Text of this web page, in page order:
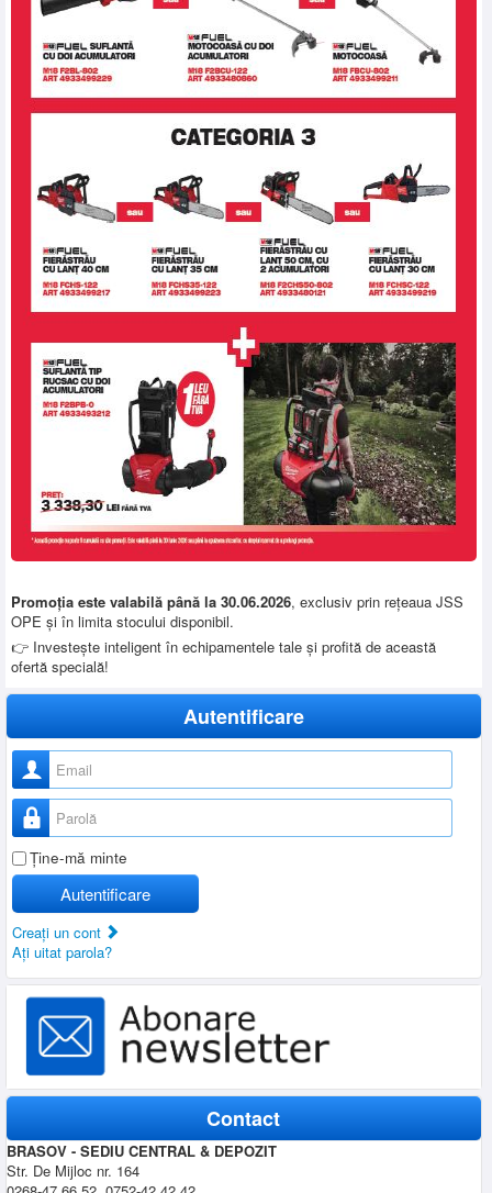
Promoția este valabilă până la 30.06.2026, exclusiv prin rețeaua JSS
OPE și în limita stocului disponibil.
👉 Investește inteligent în echipamentele tale și profită de această
ofertă specială!
Autentificare
Nume utilizator
Parolă
Ţine-mă minte
Autentificare
Creaţi un cont
Aţi uitat parola?
Contact
BRASOV - SEDIU CENTRAL & DEPOZIT
Str. De Mijloc nr. 164